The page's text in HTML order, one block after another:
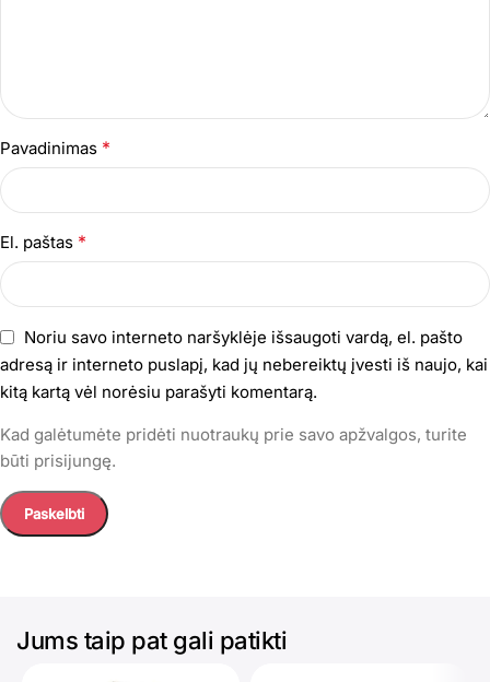
Pavadinimas *
El. paštas *
Noriu savo interneto naršyklėje išsaugoti vardą, el. pašto
adresą ir interneto puslapį, kad jų nebereiktų įvesti iš naujo, kai
kitą kartą vėl norėsiu parašyti komentarą.
Kad galėtumėte pridėti nuotraukų prie savo apžvalgos, turite
būti prisijungę.
Jums taip pat gali patikti